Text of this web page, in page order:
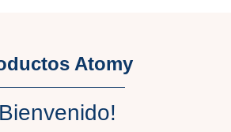
Atomy